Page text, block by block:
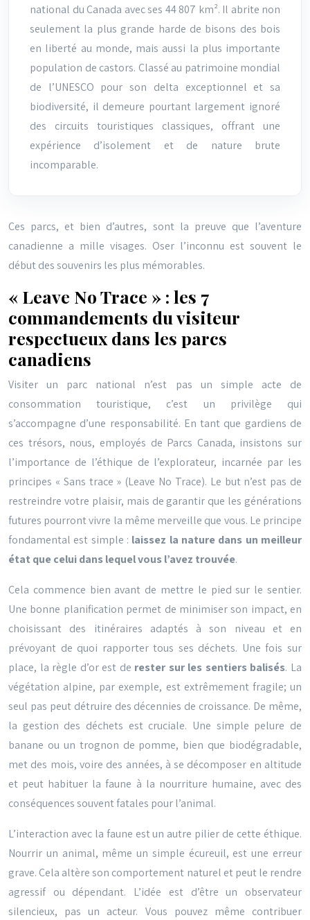
national du Canada avec ses 44 807 km². Il abrite non
seulement la plus grande harde de bisons des bois
en liberté au monde, mais aussi la plus importante
population de castors. Classé au patrimoine mondial
de l’UNESCO pour son delta exceptionnel et sa
biodiversité, il demeure pourtant largement ignoré
des circuits touristiques classiques, offrant une
expérience d’isolement et de nature brute
incomparable.
Ces parcs, et bien d’autres, sont la preuve que l’aventure
canadienne a mille visages. Oser l’inconnu est souvent le
début des souvenirs les plus mémorables.
« Leave No Trace » : les 7
commandements du visiteur
respectueux dans les parcs
canadiens
Visiter un parc national n’est pas un simple acte de
consommation touristique, c’est un privilège qui
s’accompagne d’une responsabilité. En tant que gardiens de
ces trésors, nous, employés de Parcs Canada, insistons sur
l’importance de l’éthique de l’explorateur, incarnée par les
principes « Sans trace » (Leave No Trace). Le but n’est pas de
restreindre votre plaisir, mais de garantir que les générations
futures pourront vivre la même merveille que vous. Le principe
fondamental est simple : laissez la nature dans un meilleur
état que celui dans lequel vous l’avez trouvée.
Cela commence bien avant de mettre le pied sur le sentier.
Une bonne planification permet de minimiser son impact, en
choisissant des itinéraires adaptés à son niveau et en
prévoyant de quoi rapporter tous ses déchets. Une fois sur
place, la règle d’or est de rester sur les sentiers balisés. La
végétation alpine, par exemple, est extrêmement fragile; un
seul pas peut détruire des décennies de croissance. De même,
la gestion des déchets est cruciale. Une simple pelure de
banane ou un trognon de pomme, bien que biodégradable,
met des mois, voire des années, à se décomposer en altitude
et peut habituer la faune à la nourriture humaine, avec des
conséquences souvent fatales pour l’animal.
L’interaction avec la faune est un autre pilier de cette éthique.
Nourrir un animal, même un simple écureuil, est une erreur
grave. Cela altère son comportement naturel et peut le rendre
agressif ou dépendant. L’idée est d’être un observateur
silencieux, pas un acteur. Vous pouvez même contribuer